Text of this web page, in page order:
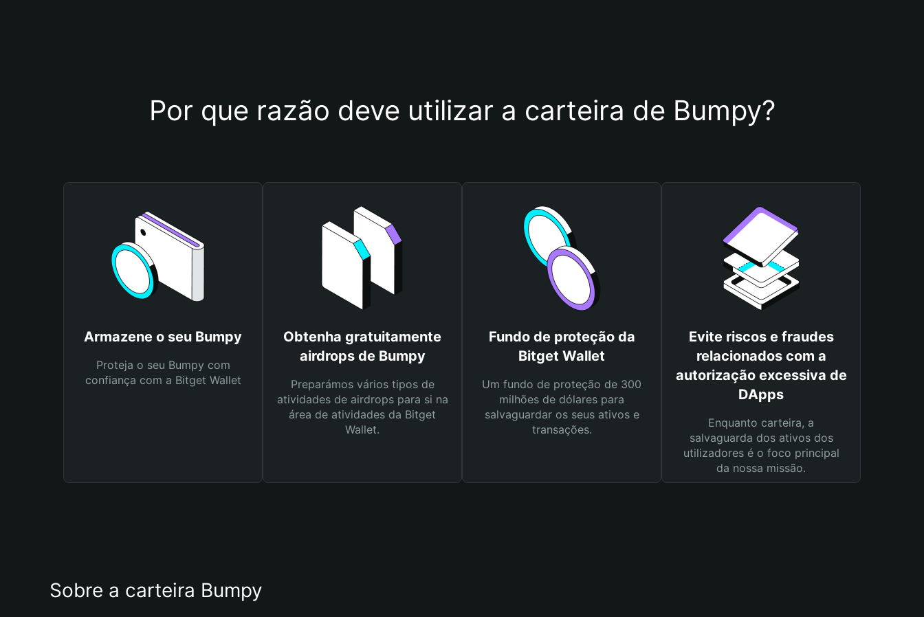
Por que razão deve utilizar a carteira de Bumpy?
Armazene o seu Bumpy
Proteja o seu Bumpy com
confiança com a Bitget Wallet
Obtenha gratuitamente
airdrops de Bumpy
Preparámos vários tipos de
atividades de airdrops para si na
área de atividades da Bitget
Wallet.
Fundo de proteção da
Bitget Wallet
Um fundo de proteção de 300
milhões de dólares para
salvaguardar os seus ativos e
transações.
Evite riscos e fraudes
relacionados com a
autorização excessiva de
DApps
Enquanto carteira, a
salvaguarda dos ativos dos
utilizadores é o foco principal
da nossa missão.
Sobre a carteira Bumpy